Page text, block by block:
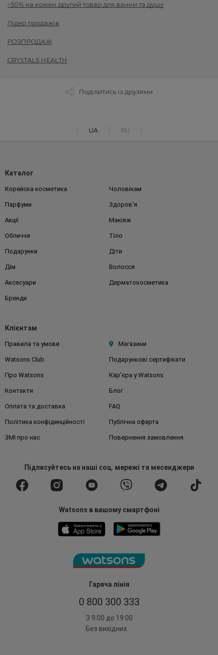
−50% на кожен другий товар для ванни та душу
Лідер продажів
РОЗПРОДАЖ
CRYSTALS HEALTH
Поділитись із друзями
UA RU
Гаряча лінія
0 800 300 333
З 9:00 до 19:00
Без вихідних
Каталог
Корейска косметика Чоловікам
Парфуми Здоров'я
Акції Макіяж
Обличчя Тіло
Подарунки Діти
Дім Волосся
Аксесуари Дерматокосметика
Бренди
Клієнтам
Правила та умови Магазини
Watsons Club Подарункові сертифікати
Про Watsons Кар'єра у Watsons
Контакти Блог
Оплата та доставка FAQ
Політика конфіденційності Публічна оферта
ЗМІ про нас Повернення замовлення
Підписуйтесьна наші соц. мережі та месенджери
Watsons в вашому смартфоні